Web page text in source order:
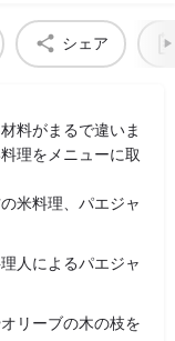
シェア
料がまるで違いま
理をメニューに取
米料理、パエジャ
人によるパエジャ
リーブの木の枝を